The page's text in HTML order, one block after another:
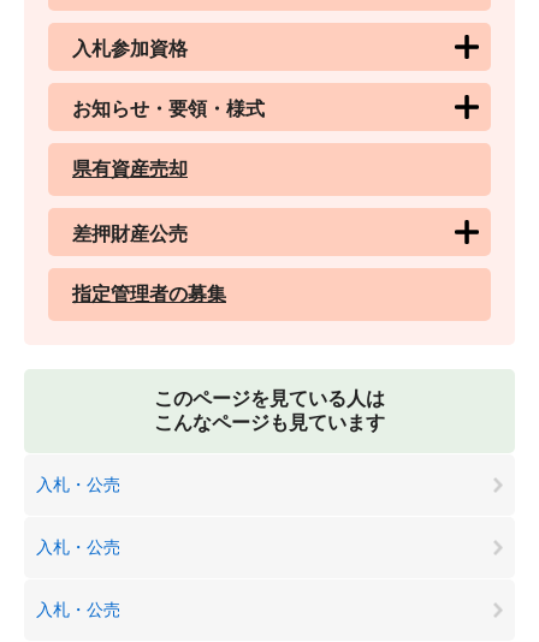
入札参加資格
お知らせ・要領・様式
県有資産売却
差押財産公売
指定管理者の募集
このページを見ている人は
こんなページも見ています
入札・公売
入札・公売
入札・公売